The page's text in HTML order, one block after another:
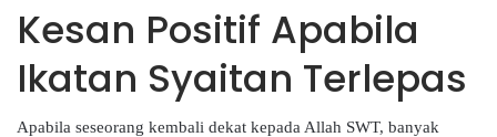
Kesan Positif Apabila
Ikatan Syaitan Terlepas
Apabila seseorang kembali dekat kepada Allah SWT, banyak